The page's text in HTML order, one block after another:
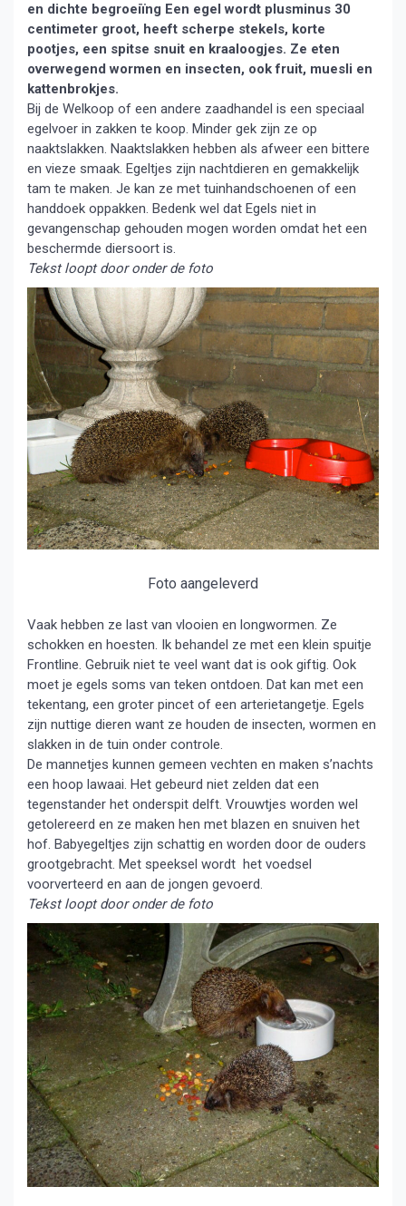
en dichte begroeiïng Een egel wordt plusminus 30
centimeter groot, heeft scherpe stekels, korte
pootjes, een spitse snuit en kraaloogjes. Ze eten
overwegend wormen en insecten, ook fruit, muesli en
kattenbrokjes.
Bij de Welkoop of een andere zaadhandel is een speciaal
egelvoer in zakken te koop. Minder gek zijn ze op
naaktslakken. Naaktslakken hebben als afweer een bittere
en vieze smaak. Egeltjes zijn nachtdieren en gemakkelijk
tam te maken. Je kan ze met tuinhandschoenen of een
handdoek oppakken. Bedenk wel dat Egels niet in
gevangenschap gehouden mogen worden omdat het een
beschermde diersoort is.
Tekst loopt door onder de foto
Foto aangeleverd
Vaak hebben ze last van vlooien en longwormen. Ze
schokken en hoesten. Ik behandel ze met een klein spuitje
Frontline. Gebruik niet te veel want dat is ook giftig. Ook
moet je egels soms van teken ontdoen. Dat kan met een
tekentang, een groter pincet of een arterietangetje. Egels
zijn nuttige dieren want ze houden de insecten, wormen en
slakken in de tuin onder controle.
De mannetjes kunnen gemeen vechten en maken s’nachts
een hoop lawaai. Het gebeurd niet zelden dat een
tegenstander het onderspit delft. Vrouwtjes worden wel
getolereerd en ze maken hen met blazen en snuiven het
hof. Babyegeltjes zijn schattig en worden door de ouders
grootgebracht. Met speeksel wordt het voedsel
voorverteerd en aan de jongen gevoerd.
Tekst loopt door onder de foto